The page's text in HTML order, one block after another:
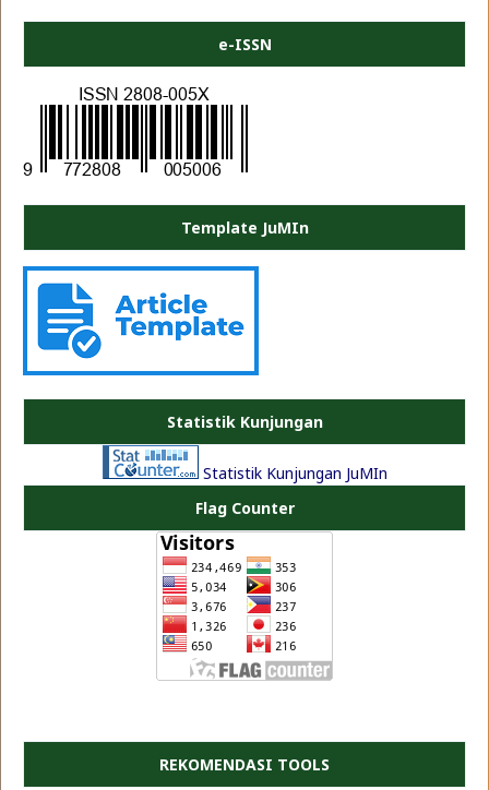
e-ISSN
Template JuMIn
Statistik Kunjungan
Statistik Kunjungan JuMIn
Flag Counter
REKOMENDASI TOOLS